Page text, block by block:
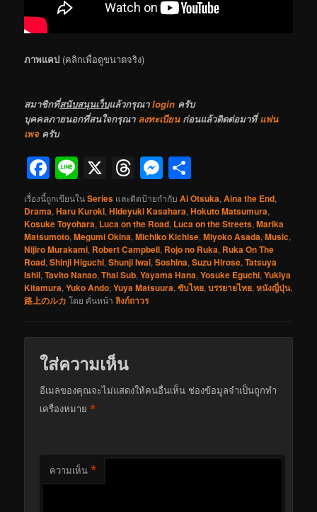
ภาพแคป (คลิกเพื่อดูขนาดจริง)
สมาชิกที่สนับสนุนเว็บแล้วกรุณาlogin ครับ
บุคคลภายนอกที่สนใจกรุณา ลงทะเบียนก่อนแล้วติดต่อมาที่แฟน
เพจครับ
Facebook
Line
X Threads
Messenger
เรื่องนี้ถูกเขียนในSeries และติดป้ายกำกับAi Otsuka,Aina the End,
Drama,Haru Kuroki,Hideyuki Kasahara,Hokuto Matsumura,
Kosuke Toyohara, Luca on the Road, Luca on the Streets,Marika
Matsumoto,Megumi Okina,Michiko Kichise,Miyoko Asada,Music,
Nijiro Murakami, Robert Campbell, Rojo no Ruka, Ruka On The
Road,Shinji Higuchi,Shunji Iwai,Soshina,Suzu Hirose,Tatsuya
Ishii,Tavito Nanao,Thai Sub,Yayama Hana,Yosuke Eguchi,Yukiya
Kitamura,Yuko Ando,Yuya Matsuura,ซับไทย,บรรยายไทย,หนังญี่ปุ่น,
路上のルカ โดย คั่นหน้าลิงก์ถาวร
ใส่ความเห็น
อีเมลของคุณจะไม่แสดงให้คนอื่นเห็น ช่องข้อมูลจำเป็นถูกทำ
เครื่องหมาย*
ความเห็น *